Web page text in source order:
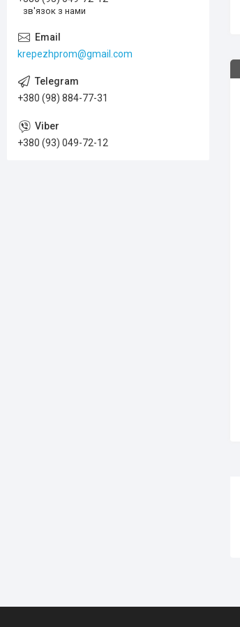
зв'язок з нами
krepezhprom@gmail.com
+380 (98) 884-77-31
+380 (93) 049-72-12